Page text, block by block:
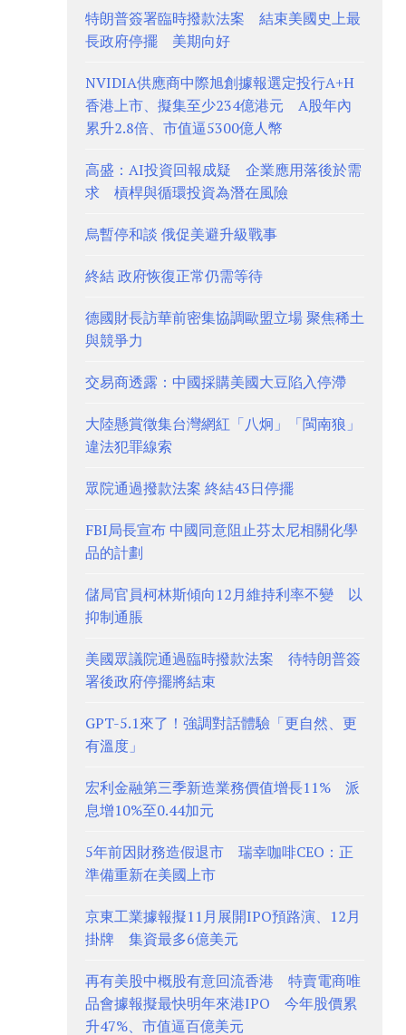
特朗普簽署臨時撥款法案 結束美國史上最
長政府停擺 美期向好
NVIDIA供應商中際旭創據報選定投行A+H
香港上市、擬集至少234億港元 A股年內
累升2.8倍、市值逼5300億人幣
高盛：AI投資回報成疑 企業應用落後於需
求 槓桿與循環投資為潛在風險
烏暫停和談 俄促美避升級戰事
終結 政府恢復正常仍需等待
德國財長訪華前密集協調歐盟立場 聚焦稀土
與競爭力
交易商透露：中國採購美國大豆陷入停滯
大陸懸賞徵集台灣網紅「八炯」「閩南狼」
違法犯罪線索
眾院通過撥款法案 終結43日停擺
FBI局長宣布 中國同意阻止芬太尼相關化學
品的計劃
儲局官員柯林斯傾向12月維持利率不變 以
抑制通脹
美國眾議院通過臨時撥款法案 待特朗普簽
署後政府停擺將結束
GPT-5.1來了！強調對話體驗「更自然、更
有溫度」
宏利金融第三季新造業務價值增長11% 派
息增10%至0.44加元
5年前因財務造假退市 瑞幸咖啡CEO：正
準備重新在美國上市
京東工業據報擬11月展開IPO預路演、12月
掛牌 集資最多6億美元
再有美股中概股有意回流香港 特賣電商唯
品會據報擬最快明年來港IPO 今年股價累
升47%、市值逼百億美元